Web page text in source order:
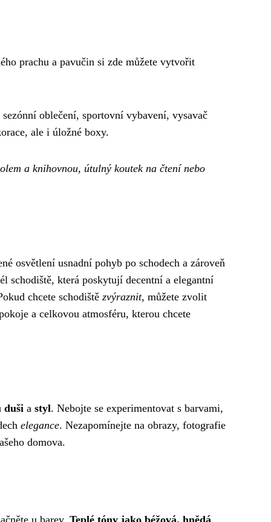
prachu a pavučin si zde můžete vytvořit
oblečení, sportovní vybavení, vysavač
ale i úložné boxy.
a knihovnou, útulný koutek na čtení nebo
osvětlení usnadní pohyb po schodech a zároveň
schodiště, která poskytují decentní a elegantní
chcete schodiště zvýraznit, můžete zvolit
a celkovou atmosféru, kterou chcete
duši a styl. Nebojte se experimentovat s barvami,
elegance. Nezapomínejte na obrazy, fotografie
domova.
u barev. Teplé tóny jako béžová, hnědá